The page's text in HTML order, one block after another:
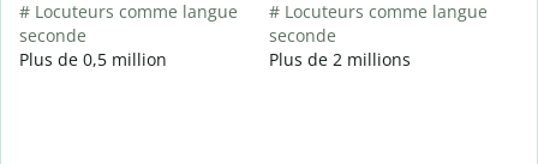
# Locuteurs comme langue
seconde
Plus de 0,5 million
# Locuteurs comme langue
seconde
Plus de 2 millions